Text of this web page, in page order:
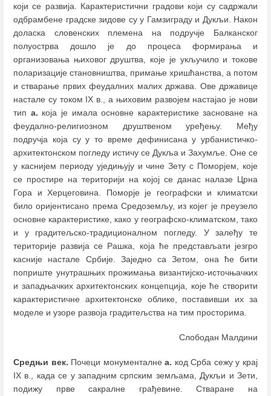
који се развија. Карактеристични градови који су садржали
одбрамбене градске зидове су у Гамзиграду и Дукљи. Након
доласка словенских племена на подручје Балканског
полуострва дошло је до процеса формирања и
организовања њиховог друштва, које је укључило и токове
поларизације становништва, примање хришћанства, а потом
и стварање првих феудалних малих држава. Ове државице
настале су током IX в., а њиховим развојем настајао је нови
тип а. која је имала основне карактеристике засноване на
феудално-религиозном друштвеном уређењу. Међу
подручја која су у то време дефинисана у урбанистичко-
архитектонском погледу истичу се Дукља и Захумље. Оне се
у каснијем периоду уједињују и чине Зету с Поморјем, које
се простире на територији на којој се данас налазе Црна
Гора и Херцеговина. Поморје је географски и климатски
било оријентисано према Средоземљу, из којег је преузело
основне карактеристике, како у географско-климатском, тако
и у градитељско-традиционалном погледу. У залеђу те
територије развија се Рашка, која ће представљати језгро
касније настале Србије. Заједно са Зетом, она ће бити
поприште унутрашњих прожимања византијско-источњачких
и западњачких архитектонских концепција, које ће створити
карактеристичне архитектонске облике, поставивши их за
моделе и узоре развоја градитељства на тим просторима.
Слободан Малдини
Средњи век. Почеци монументалнеа. код Срба сежу у крај
IX в., када се у западним српским земљама, Дукљи и Зети,
подижу прве сакралне грађевине. Стваране на